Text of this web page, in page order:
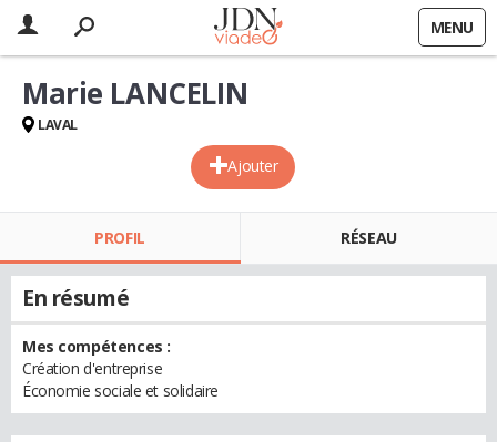
MENU
Ajouter
Marie LANCELIN
LAVAL
PROFIL RÉSEAU
En résumé
Mes compétences :
Création d'entreprise
Économie sociale et solidaire